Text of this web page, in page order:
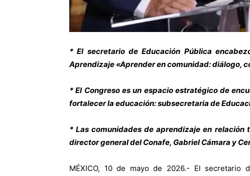
* El secretario de Educación Pública
Aprendizaje «Aprender en comunidad: diálogo,
* El Congreso es un espacio estratégico de
fortalecer la educación: subsecretaria de
* Las comunidades de aprendizaje en
director general del Conafe, Gabriel Cámara y
MÉXICO, 10 de mayo de 2026.- El secretario